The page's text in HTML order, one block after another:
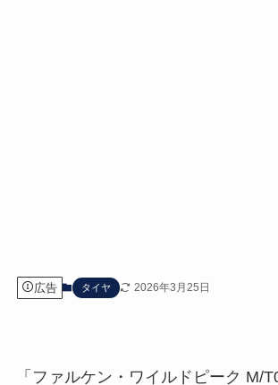
広告 タイヤ 2026年3月25日
「ファルケン・ワイルドピーク M/